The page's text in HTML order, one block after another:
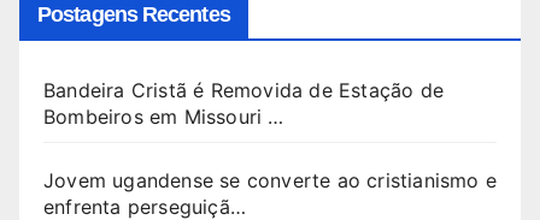
Postagens Recentes
Bandeira Cristã é Removida de Estação de
Bombeiros em Missouri …
Jovem ugandense se converte ao cristianismo e
enfrenta perseguiçã…